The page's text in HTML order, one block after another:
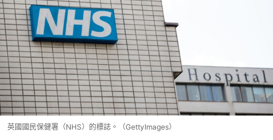
英國國民保健署（NHS）的標誌。（GettyImages）